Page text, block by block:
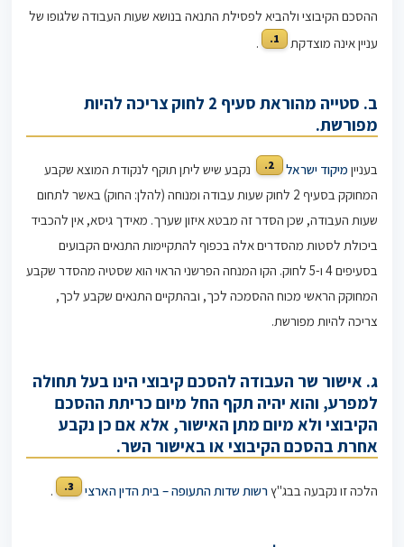
ההסכם הקיבוצי ולהביא לפסילת התנאה בנושא שעות העבודה שלגופו של
עניין אינה מוצדקת
1.
.
ב. סטייה מהוראת סעיף 2 לחוק צריכה להיות
מפורשת.
בעניין מיקוד ישראל 2.
נקבע שיש ליתן תוקף לנקודת המוצא שקבע
המחוקק בסעיף 2 לחוק שעות עבודה ומנוחה (להלן: החוק) באשר לתחום
שעות העבודה, שכן הסדר זה מבטא איזון שערך. מאידך גיסא, אין להכביד
ביכולת לסטות מהסדרים אלה בכפוף להתקיימות התנאים הקבועים
בסעיפים 4 ו-5 לחוק. הקו המנחה הפרשני הראוי הוא שסטיה מהסדר שקבע
המחוקק הראשי מכוח ההסמכה לכך, ובהתקיים התנאים שקבע לכך,
צריכה להיות מפורשת.
ג. אישור שר העבודה להסכם קיבוצי הינו בעל תחולה
למפרע, והוא יהיה תקף החל מיום כריתת ההסכם
הקיבוצי ולא מיום מתן האישור, אלא אם כן נקבע
אחרת בהסכם הקיבוצי או באישור השר.
הלכה זו נקבעה בבג"ץרשות שדות התעופה – בית הדין הארצי 3.
.